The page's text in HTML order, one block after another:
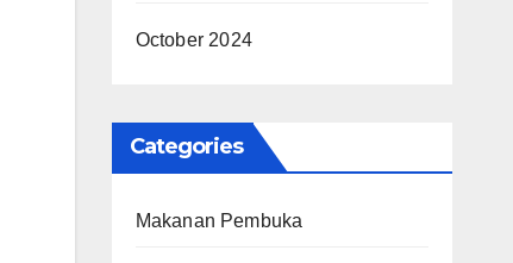
October 2024
Categories
Makanan Pembuka